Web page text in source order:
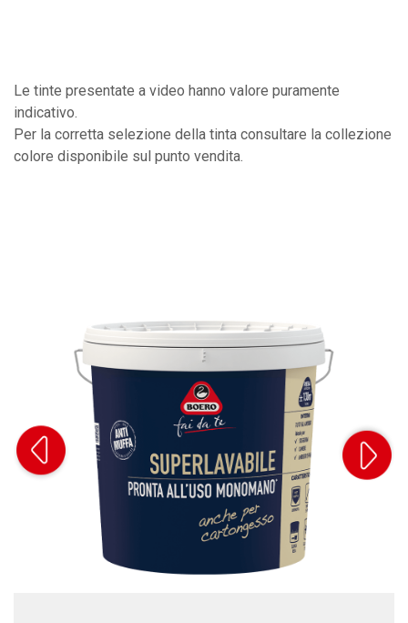
Le tinte presentate a video hanno valore puramente
indicativo.
Per la corretta selezione della tinta consultare la collezione
colore disponibile sul punto vendita.